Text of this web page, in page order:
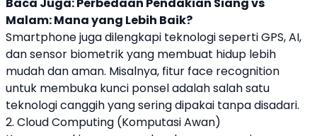
Baca Juga:Perbedaan Pendakian Siang vs
Malam: Mana yang Lebih Baik?
Smartphone juga dilengkapi teknologi seperti GPS, AI,
dan sensor biometrik yang membuat hidup lebih
mudah dan aman. Misalnya, fitur face recognition
untuk membuka kunci ponsel adalah salah satu
teknologi canggih yang sering dipakai tanpa disadari.
2. Cloud Computing (Komputasi Awan)